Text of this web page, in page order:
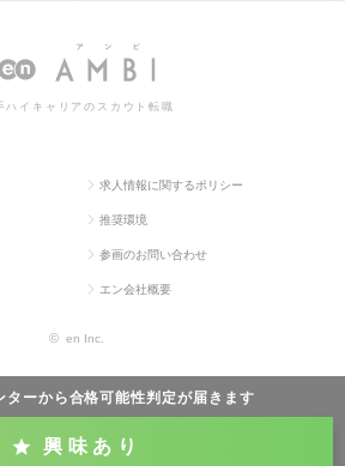
ターから合格可能性判定が届きます
興味あり
備）の ィングカンパニーの求人情報
ハイキャリアのスカウト転職
求人情報に関するポリシー
推奨環境
参画のお問い合わせ
エン会社概要
© en Inc.